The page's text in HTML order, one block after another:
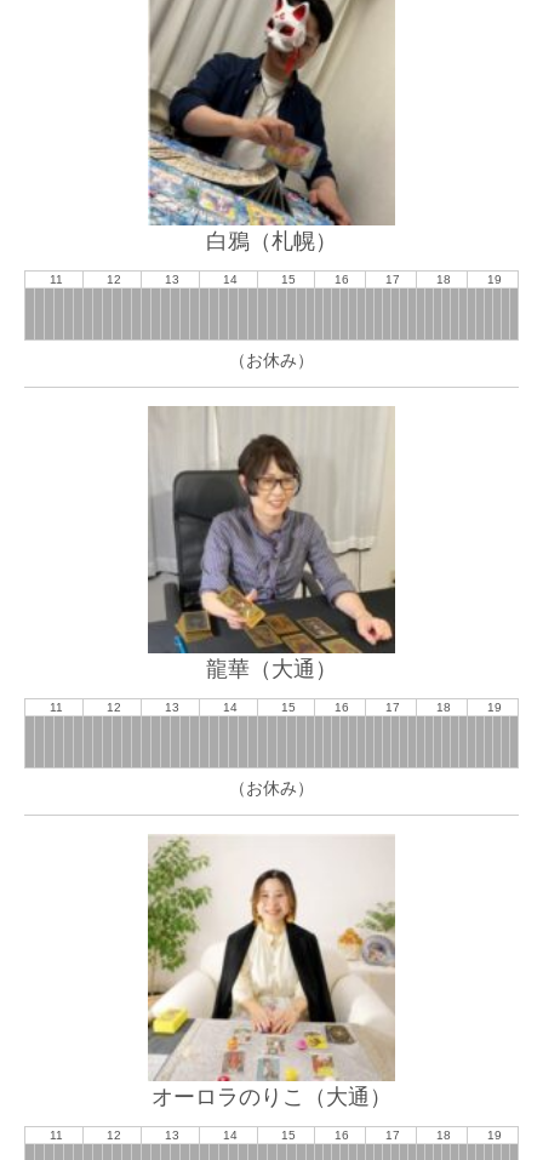
白鴉（札幌）
11 12 13 14 15 16 17 18 19
（お休み）
龍華（大通）
11 12 13 14 15 16 17 18 19
（お休み）
オーロラのりこ（大通）
11 12 13 14 15 16 17 18 19